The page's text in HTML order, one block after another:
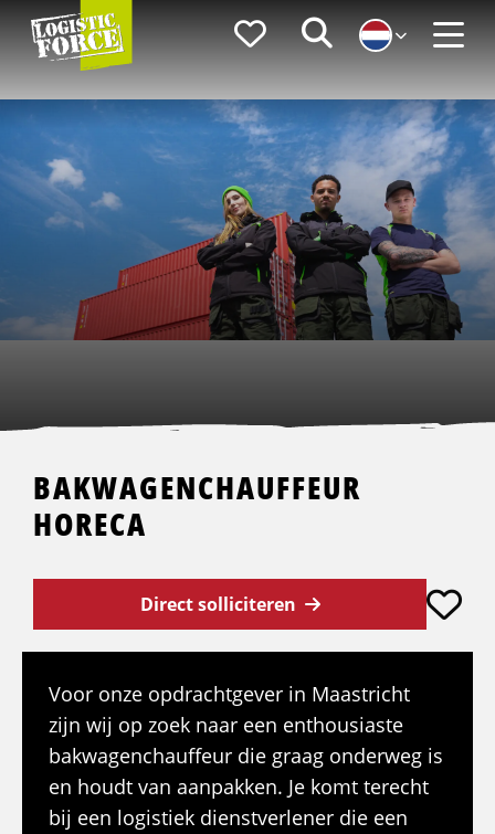
Logistic
Force
FavorietenZoeken
BAKWAGENCHAUFFEUR
HORECA
Direct solliciteren
Voor onze opdrachtgever in Maastricht
zijn wij op zoek naar een enthousiaste
bakwagenchauffeur die graag onderweg is
en houdt van aanpakken. Je komt terecht
bij een logistiek dienstverlener die een